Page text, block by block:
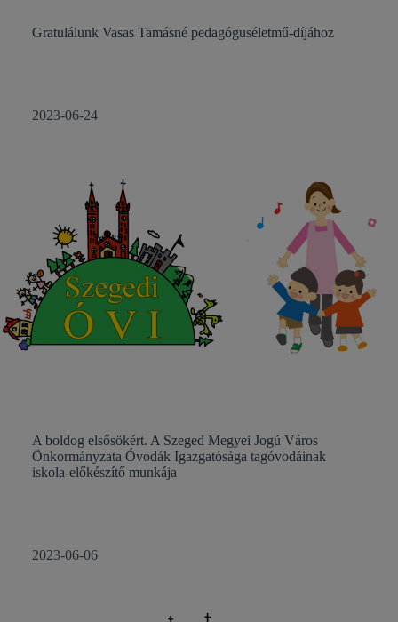
Gratulálunk Vasas Tamásné pedagóguséletmű-díjához
2023-06-24
A boldog elsősökért. A Szeged Megyei Jogú Város
Önkormányzata Óvodák Igazgatósága tagóvodáinak
iskola-előkészítő munkája
2023-06-06